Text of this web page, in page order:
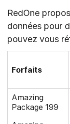
RedOne
données pour
pouvez vous
Forfaits
Amazing
Package 199